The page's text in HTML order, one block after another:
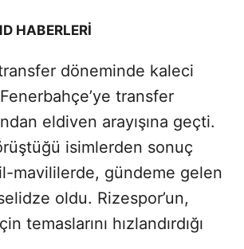
HABERLERI
döneminde kaleci
transfer
eldiven arayışına geçti.
isimlerden sonuç
mavililerde, gündeme gelen
oldu. Rizespor’un,
temaslarını hızlandırdığı